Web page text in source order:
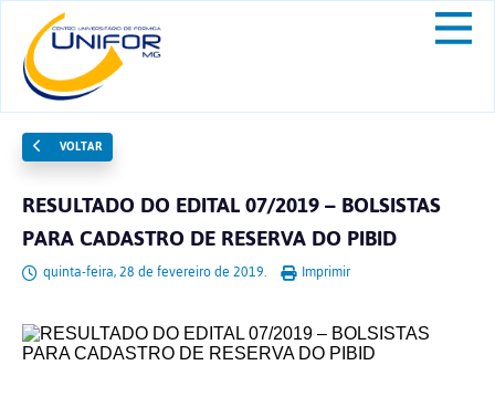
VOLTAR
RESULTADO DO EDITAL 07/2019 – BOLSISTAS
PARA CADASTRO DE RESERVA DO PIBID
quinta-feira, 28 de fevereiro de 2019. Imprimir